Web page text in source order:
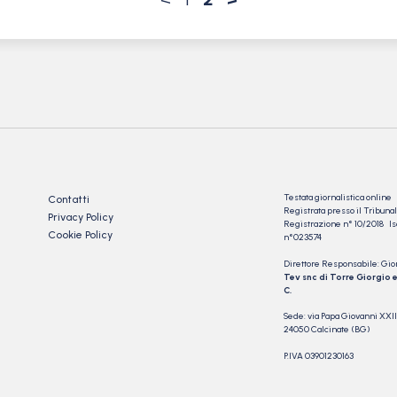
Contatti
Privacy Policy
Cookie Policy
Testata giornalistica online
Registrata presso il
Registrazione n° 10/2018
n°023574
Direttore Responsabile:
Tev snc di Torre Giorgio
C.
Sede: via Papa Giovanni
24050 Calcinate (BG)
P.IVA 03901230163